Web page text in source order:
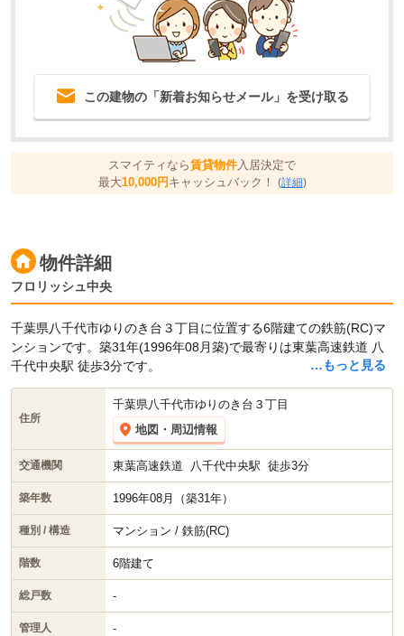
この建物の「新着お知らせメール」を受け取る
スマイティなら賃貸物件 入居決定で
最大10,000円キャッシュバック！ (詳細)
物件詳細
フロリッシュ中央
…もっと見る
千葉県八千代市ゆりのき台３丁目に位置する6階建ての鉄筋(RC)マ
ンションです。築31年(1996年08月築)で最寄りは東葉高速鉄道 八
千代中央駅 徒歩3分です。
住所
千葉県八千代市ゆりのき台３丁目
地図・周辺情報
交通機関 東葉高速鉄道 八千代中央駅 徒歩3分
築年数 1996年08月（築31年）
種別 / 構造 マンション / 鉄筋(RC)
階数 6階建て
総戸数 -
管理人 -